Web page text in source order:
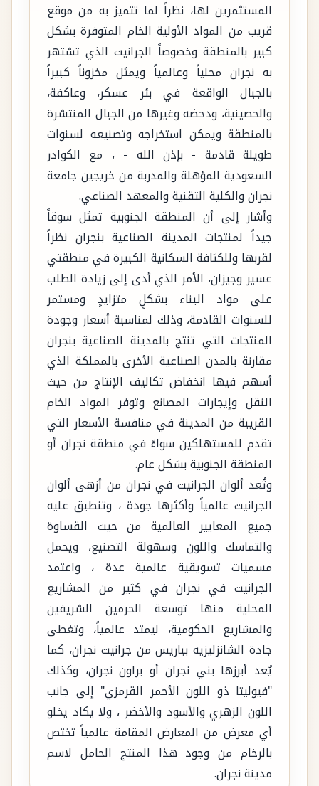
المستثمرين لها، نظراً لما تتميز به من موقع
قريب من المواد الأولية الخام المتوفرة بشكل
كبير بالمنطقة وخصوصاً الجرانيت الذي تشتهر
به نجران محلياً وعالمياً ويمثل مخزوناً كبيراً
بالجبال الواقعة في بئر عسكر، وعاكفة،
والحصينية، ودحضه وغيرها من الجبال المنتشرة
بالمنطقة ويمكن استخراجه وتصنيعه لسنوات
طويلة قادمة - بإذن الله - ، مع الكوادر
السعودية المؤهلة والمدربة من خريجين جامعة
نجران والكلية التقنية والمعهد الصناعي.
وأشار إلى أن المنطقة الجنوبية تمثل سوقاً
جيداً لمنتجات المدينة الصناعية بنجران نظراً
لقربها وللكثافة السكانية الكبيرة في منطقتي
عسير وجيزان، الأمر الذي أدى إلى زيادة الطلب
على مواد البناء بشكلٍ متزايدٍ ومستمر
للسنوات القادمة، وذلك لمناسبة أسعار وجودة
المنتجات التي تنتج بالمدينة الصناعية بنجران
مقارنة بالمدن الصناعية الأخرى بالمملكة الذي
أسهم فيها انخفاض تكاليف الإنتاج من حيث
النقل وإيجارات المصانع وتوفر المواد الخام
القريبة من المدينة في منافسة الأسعار التي
تقدم للمستهلكين سواءً في منطقة نجران أو
المنطقة الجنوبية بشكل عام.
وتُعد ألوان الجرانيت في نجران من أزهى ألوان
الجرانيت عالمياً وأكثرها جودة ، وتنطبق عليه
جميع المعايير العالمية من حيث القساوة
والتماسك واللون وسهولة التصنيع، ويحمل
مسميات تسويقية عالمية عدة ، واعتمد
الجرانيت في نجران في كثير من المشاريع
المحلية منها توسعة الحرمين الشريفين
والمشاريع الحكومية، ليمتد عالمياً، وتغطى
جادة الشانزليزيه بباريس من جرانيت نجران، كما
يُعد أبرزها بني نجران أو براون نجران، وكذلك
"فيوليتا ذو اللون الأحمر القرمزي" إلى جانب
اللون الزهري والأسود والأخضر ، ولا يكاد يخلو
أي معرض من المعارض المقامة عالمياً تختص
بالرخام من وجود هذا المنتج الحامل لاسم
مدينة نجران.